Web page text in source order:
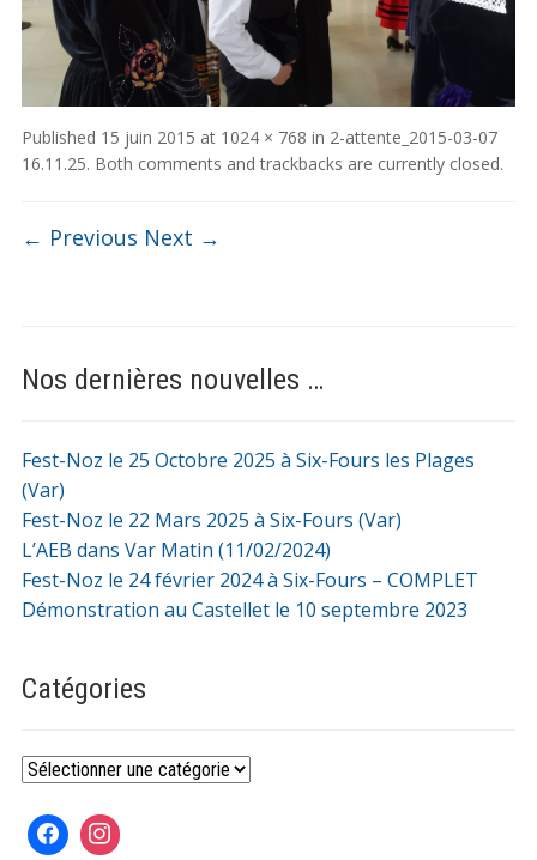
Published 15 juin 2015 at 1024 × 768 in 2-attente_2015-03-07
16.11.25. Both comments and trackbacks are currently closed.
← Previous Next →
Nos dernières nouvelles …
Fest-Noz le 25 Octobre 2025 à Six-Fours les Plages
(Var)
Fest-Noz le 22 Mars 2025 à Six-Fours (Var)
L’AEB dans Var Matin (11/02/2024)
Fest-Noz le 24 février 2024 à Six-Fours – COMPLET
Démonstration au Castellet le 10 septembre 2023
Catégories
Catégories